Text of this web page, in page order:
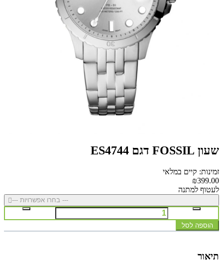
שעון FOSSIL דגם ES4744
זמינות: קיים במלאי
₪399.00
לעטוף למתנה
--- בחרו אפשרויות ---
הוספה לסל
תיאור